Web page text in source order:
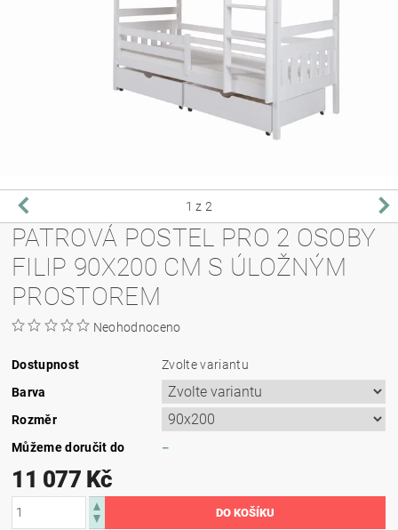
1 z 2
PATROVÁ POSTEL PRO 2 OSOBY
FILIP 90X200 CM S ÚLOŽNÝM
PROSTOREM
Neohodnoceno
Dostupnost
Zvolte variantu
Barva
Rozměr
Můžeme doručit do
–
11 077 Kč